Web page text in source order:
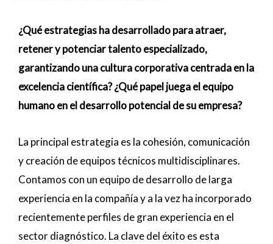
¿Qué estrategias ha desarrollado para atraer,
retener y potenciar talento especializado,
garantizando una cultura corporativa centrada en la
excelencia científica? ¿Qué papel juega el equipo
humano en el desarrollo potencial de su empresa?
La principal estrategia es la cohesión, comunicación
y creación de equipos técnicos multidisciplinares.
Contamos con un equipo de desarrollo de larga
experiencia en la compañía y a la vez ha incorporado
recientemente perfiles de gran experiencia en el
sector diagnóstico. La clave del éxito es esta